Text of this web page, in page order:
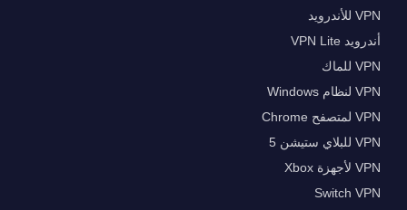
VPN للأندرويد
أندرويد VPN Lite
VPN للماك
VPN لنظام Windows
VPN لمتصفح Chrome
VPN للبلاي ستيشن 5
VPN لأجهزة Xbox
Switch VPN